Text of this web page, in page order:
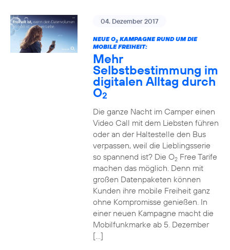
04. Dezember 2017
NEUE O2KAMPAGNE RUND UM DIE
MOBILE FREIHEIT:
Mehr
Selbstbestimmung im
digitalen Alltag durch
O2
Die ganze Nacht im Camper einen
Video Call mit dem Liebsten führen
oder an der Haltestelle den Bus
verpassen, weil die Lieblingsserie
so spannend ist? Die O2Free Tarife
machen das möglich. Denn mit
großen Datenpaketen können
Kunden ihre mobile Freiheit ganz
ohne Kompromisse genießen. In
einer neuen Kampagne macht die
Mobilfunkmarke ab 5. Dezember
[…]